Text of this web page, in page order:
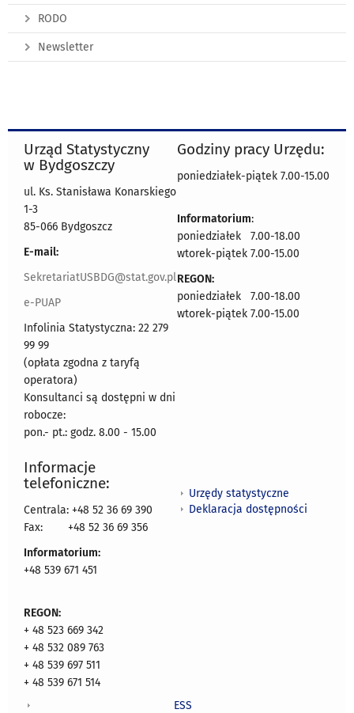
RODO
Newsletter
Urząd Statystyczny
w Bydgoszczy
ul. Ks. Stanisława Konarskiego
1-3
85-066 Bydgoszcz
E-mail:
SekretariatUSBDG@stat.gov.pl
e-PUAP
Infolinia Statystyczna: 22 279
99 99
(opłata zgodna z taryfą
operatora)
Konsultanci są dostępni w dni
robocze:
pon.- pt.: godz. 8.00 - 15.00
Godziny pracy Urzędu:
poniedziałek-piątek 7.00-15.00
Informatorium:
poniedziałek 7.00-18.00
wtorek-piątek 7.00-15.00
REGON:
poniedziałek 7.00-18.00
wtorek-piątek 7.00-15.00
Informacje
telefoniczne:
Centrala: +48 52 36 69 390
Fax:
+48 52 36 69 356
Informatorium:
+48 539 671 451
REGON:
+ 48 523 669 342
+ 48 532 089 763
+ 48 539 697 511
+ 48 539 671 514
Urzędy statystyczne
Deklaracja dostępności
ESS